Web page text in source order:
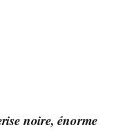
noire, énorme